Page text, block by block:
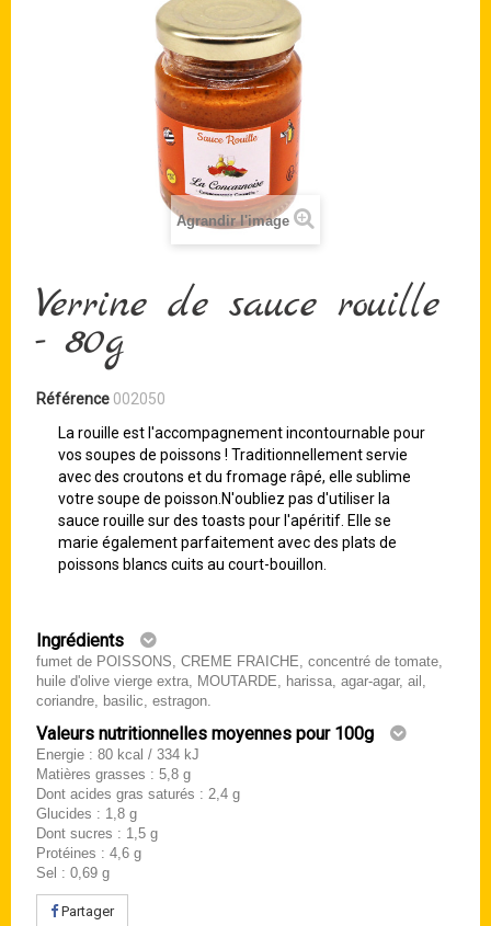
Agrandir l'image
Verrine de sauce rouille
- 80g
Référence 002050
La rouille est l'accompagnement incontournable pour
vos soupes de poissons ! Traditionnellement servie
avec des croutons et du fromage râpé, elle sublime
votre soupe de poisson.N'oubliez pas d'utiliser la
sauce rouille sur des toasts pour l'apéritif. Elle se
marie également parfaitement avec des plats de
poissons blancs cuits au court-bouillon.
Ingrédients
fumet de POISSONS, CREME FRAICHE, concentré de tomate,
huile d'olive vierge extra, MOUTARDE, harissa, agar-agar, ail,
coriandre, basilic, estragon.
Valeurs nutritionnelles moyennes pour 100g
Energie : 80 kcal / 334 kJ
Matières grasses : 5,8 g
Dont acides gras saturés : 2,4 g
Glucides : 1,8 g
Dont sucres : 1,5 g
Protéines : 4,6 g
Sel : 0,69 g
Partager